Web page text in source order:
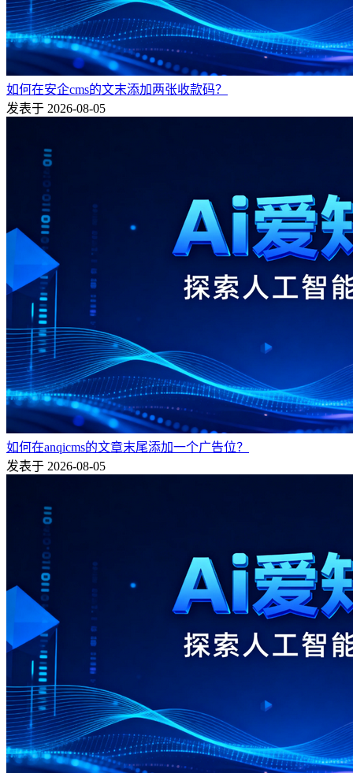
如何在安企cms的文末添加两张收款码？
发表于 2026-08-05
如何在anqicms的文章末尾添加一个广告位？
发表于 2026-08-05